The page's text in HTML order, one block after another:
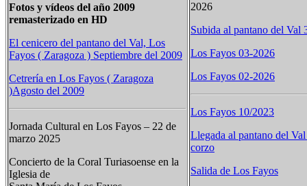
Fotos y vídeos del año 2009
remasterizado en HD
El cenicero del pantano del Val, Los
Fayos ( Zaragoza ) Septiembre del 2009
Cetrería en Los Fayos ( Zaragoza
)Agosto del 2009
Jornada Cultural en Los Fayos – 22 de
marzo 2025
Concierto de la Coral Turiasoense en la
Iglesia de
2026
Subida al pantano del Val
Los Fayos 03-2026
Los Fayos 02-2026
Los Fayos 10/2023
Llegada al pantano del
corzo
Salida de Los Fayos